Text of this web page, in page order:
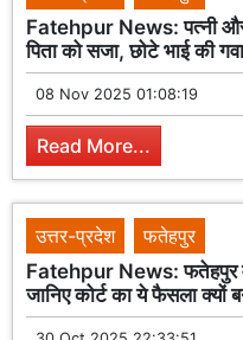
Fatehpur News: पत्नी और
पिता को सजा, छोटे भाई की
08 Nov 2025 01:08:19
Read More...
उत्तर-प्रदेश
फतेहपुर
Fatehpur News: फतेहपुर में
जानिए कोर्ट का ये फैसला क्यों